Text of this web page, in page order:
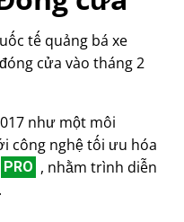
tế quảng bá xe
cửa vào tháng 2
như một môi
công nghệ tối ưu hóa
PRO , nhằm trình diễn